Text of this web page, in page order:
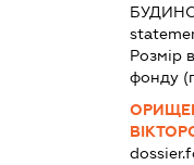
Розмір
фонду